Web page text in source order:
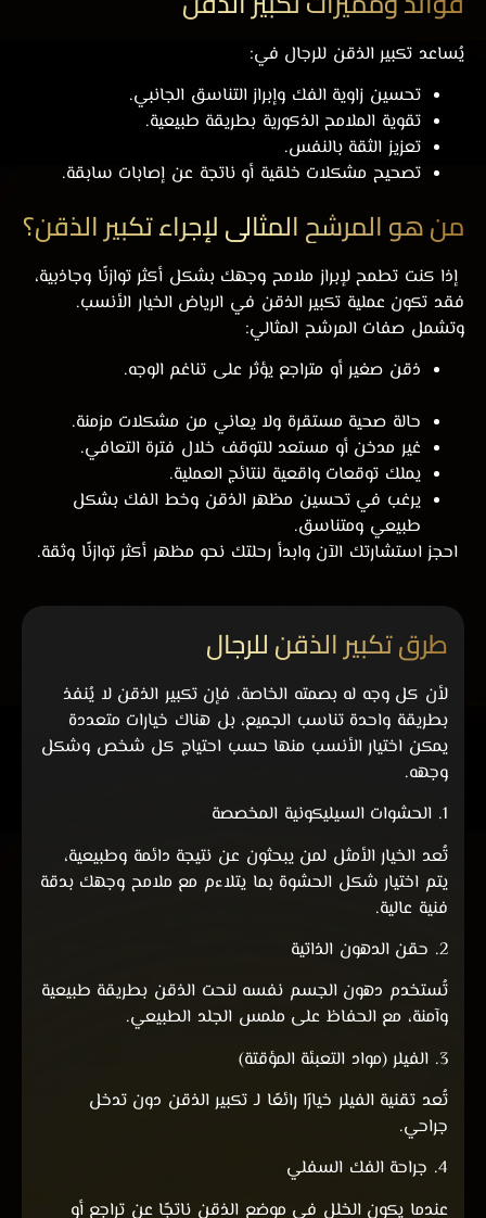
يُساعد تكبير الذقن للرجال في:
تحسين زاوية الفك وإبراز التناسق الجانبي.
تقوية الملامح الذكورية بطريقة طبيعية.
تعزيز الثقة بالنفس.
تصحيح مشكلات خلقية أو ناتجة عن إصابات سابقة.
من هو المرشح المثالي لإجراء تكبير الذقن؟
إذا كنت تطمح لإبراز ملامح وجهك بشكل أكثر توازنًا وجاذبية،
فقد تكون عملية تكبير الذقن في الرياض الخيار الأنسب.
وتشمل صفات المرشح المثالي:
ذقن صغير أو متراجع يؤثر على تناغم الوجه.
حالة صحية مستقرة ولا يعاني من مشكلات مزمنة.
غير مدخن أو مستعد للتوقف خلال فترة التعافي.
يملك توقعات واقعية لنتائج العملية.
يرغب في تحسين مظهر الذقن وخط الفك بشكل
طبيعي ومتناسق.
احجز استشارتك الآن وابدأ رحلتك نحو مظهر أكثر توازنًا وثقة.
طرق تكبير الذقن للرجال
لأن كل وجه له بصمته الخاصة، فإن تكبير الذقن لا يُنفذ
بطريقة واحدة تناسب الجميع، بل هناك خيارات متعددة
يمكن اختيار الأنسب منها حسب احتياج كل شخص وشكل
وجهه.
1. الحشوات السيليكونية المخصصة
تُعد الخيار الأمثل لمن يبحثون عن نتيجة دائمة وطبيعية،
يتم اختيار شكل الحشوة بما يتلاءم مع ملامح وجهك بدقة
فنية عالية.
2. حقن الدهون الذاتية
تُستخدم دهون الجسم نفسه لنحت الذقن بطريقة طبيعية
وآمنة، مع الحفاظ على ملمس الجلد الطبيعي.
3. الفيلر (مواد التعبئة المؤقتة)
تُعد تقنية الفيلر خيارًا رائعًا لـ تكبير الذقن دون تدخل
جراحي.
4. جراحة الفك السفلي
عندما يكون الخلل في موضع الذقن ناتجًا عن تراجع أو